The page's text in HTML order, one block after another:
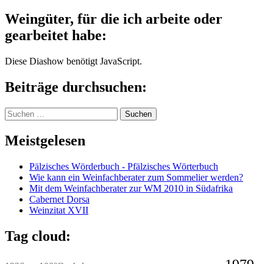
Weingüter, für die ich arbeite oder
gearbeitet habe:
Diese Diashow benötigt JavaScript.
Beiträge durchsuchen:
Suchen
nach:
Meistgelesen
Pälzisches Wörderbuch - Pfälzisches Wörterbuch
Wie kann ein Weinfachberater zum Sommelier werden?
Mit dem Weinfachberater zur WM 2010 in Südafrika
Cabernet Dorsa
Weinzitat XVII
Tag cloud: